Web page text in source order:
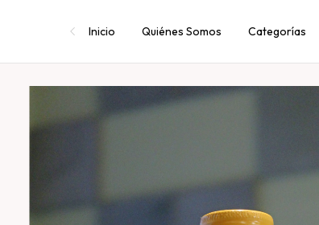
Inicio Quiénes Somos Categorías